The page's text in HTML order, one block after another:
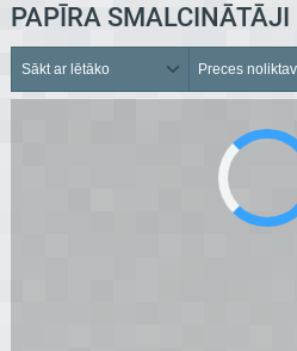
PAPĪRA SMALCINĀTĀJI